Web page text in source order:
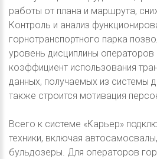
работы от плана и маршрута,
Контроль и анализ
горнотранспортного парка
уровень дисциплины операторов
коэффициент использования
данных, получаемых из системы
также строится мотивация
Всего к системе «Карьер»
техники, включая
бульдозеры. Для операторов